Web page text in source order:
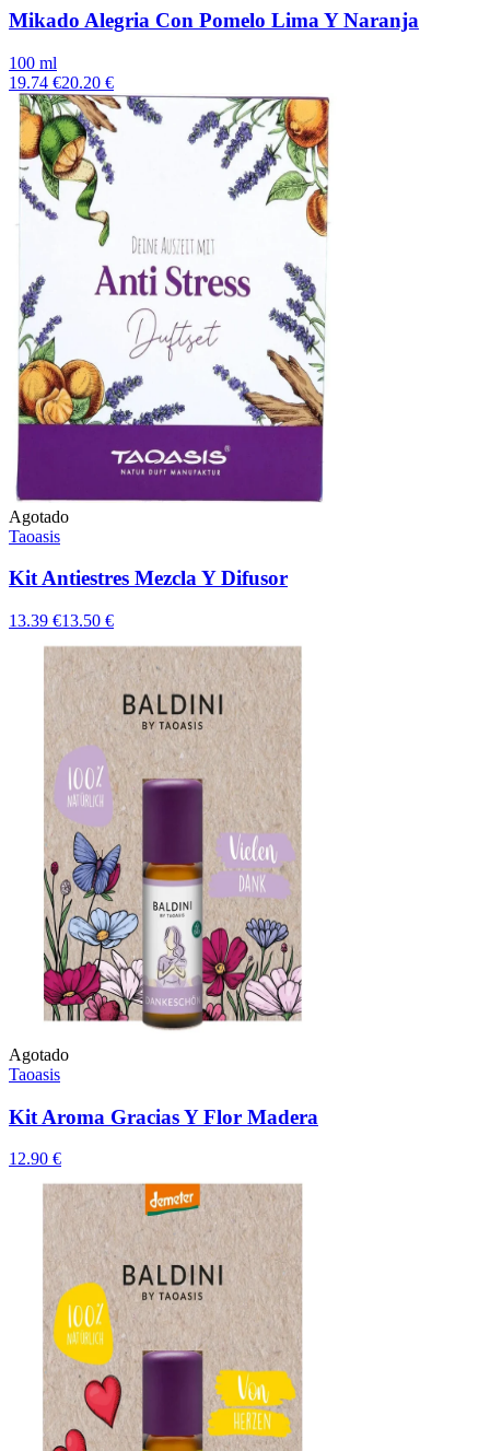
Mikado Alegria Con Pomelo Lima Y Naranja
100 ml
19.74 €20.20 €
Agotado
Taoasis
Kit Antiestres Mezcla Y Difusor
13.39 €13.50 €
Agotado
Taoasis
Kit Aroma Gracias Y Flor Madera
12.90 €